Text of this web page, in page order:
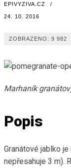
EPIVYZIVA.CZ /
24. 10. 2016
ZOBRAZENO: 9 982
Marhaník
Popis
Granátové jablko
nepřesahuje 3 m).